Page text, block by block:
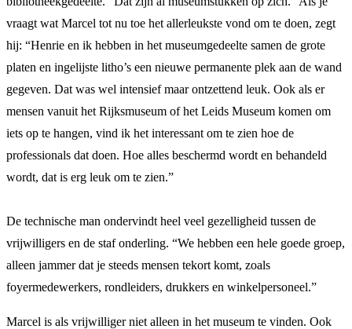
vraagt wat Marcel tot nu toe het allerleukste vond om te doen, zegt
hij: “Henrie en ik hebben in het museumgedeelte samen de grote
platen en ingelijste litho’s een nieuwe permanente plek aan de wand
gegeven. Dat was wel intensief maar ontzettend leuk. Ook als er
mensen vanuit het Rijksmuseum of het Leids Museum komen om
iets op te hangen, vind ik het interessant om te zien hoe de
professionals dat doen. Hoe alles beschermd wordt en behandeld
wordt, dat is erg leuk om te zien.”
De technische man ondervindt heel veel gezelligheid tussen de
vrijwilligers en de staf onderling. “We hebben een hele goede groep,
alleen jammer dat je steeds mensen tekort komt, zoals
foyermedewerkers, rondleiders, drukkers en winkelpersoneel.”
Marcel is als vrijwilliger niet alleen in het museum te vinden. Ook